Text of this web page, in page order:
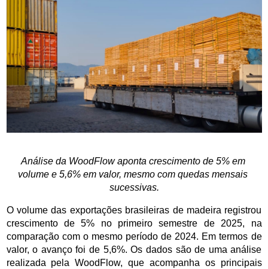
Análise da WoodFlow aponta crescimento de 5% em
volume e 5,6% em valor, mesmo com quedas mensais
sucessivas.
O volume das exportações brasileiras de madeira registrou
crescimento de 5% no primeiro semestre de 2025, na
comparação com o mesmo período de 2024. Em termos de
valor, o avanço foi de 5,6%. Os dados são de uma análise
realizada pela WoodFlow, que acompanha os principais